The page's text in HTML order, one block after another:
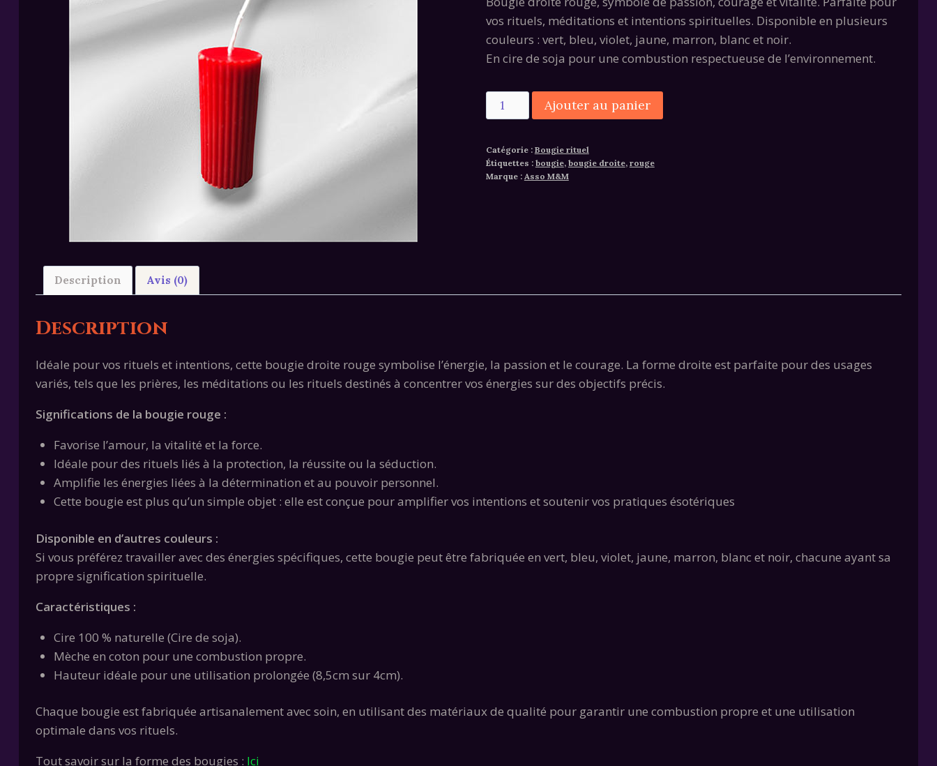
vos rituels, méditations et intentions spirituelles. Disponible en plusieurs
couleurs : vert, bleu, violet, jaune, marron, blanc et noir.
En cire de soja pour une combustion respectueuse de l’environnement.
quantité
de
droite
Rouge
Ajouter au panier
Catégorie : Bougie rituel
Étiquettes : bougie, bougie droite, rouge
Marque : Asso M&M
Description Avis (0)
Description
Idéale pour vos rituels et intentions, cette bougie droite rouge symbolise l’énergie, la passion et le courage. La forme droite est parfaite pour des usages
variés, tels que les prières, les méditations ou les rituels destinés à concentrer vos énergies sur des objectifs précis.
Significations de la bougie rouge :
Favorise l’amour, la vitalité et la force.
Idéale pour des rituels liés à la protection, la réussite ou la séduction.
Amplifie les énergies liées à la détermination et au pouvoir personnel.
Cette bougie est plus qu’un simple objet : elle est conçue pour amplifier vos intentions et soutenir vos pratiques ésotériques
Disponible en d’autres couleurs :
Si vous préférez travailler avec des énergies spécifiques, cette bougie peut être fabriquée en vert, bleu, violet, jaune, marron, blanc et noir, chacune ayant sa
propre signification spirituelle.
Caractéristiques :
Cire 100 % naturelle (Cire de soja).
Mèche en coton pour une combustion propre.
Hauteur idéale pour une utilisation prolongée (8,5cm sur 4cm).
Chaque bougie est fabriquée artisanalement avec soin, en utilisant des matériaux de qualité pour garantir une combustion propre et une utilisation
optimale dans vos rituels.
Tout savoir sur la forme des bougies : Ici